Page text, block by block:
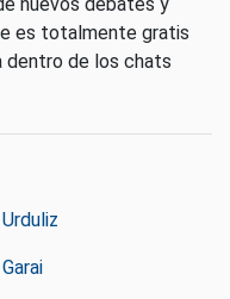
nuevos debates y
es totalmente gratis
dentro de los chats
Urduliz
Garai